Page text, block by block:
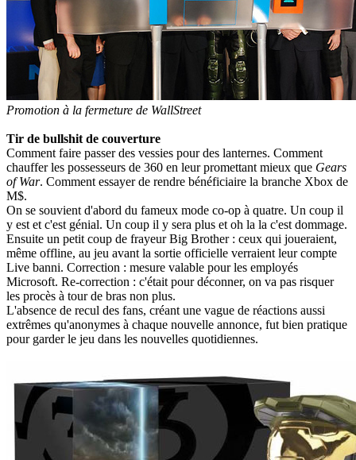
Promotion à la fermeture de WallStreet
Tir de bullshit de couverture
Comment faire passer des vessies pour des lanternes. Comment
chauffer les possesseurs de 360 en leur promettant mieux que Gears
of War. Comment essayer de rendre bénéficiaire la branche Xbox de
M$.
On se souvient d'abord du fameux mode co-op à quatre. Un coup il
y est et c'est génial. Un coup il y sera plus et oh la la c'est dommage.
Ensuite un petit coup de frayeur Big Brother : ceux qui joueraient,
même offline, au jeu avant la sortie officielle verraient leur compte
Live banni. Correction : mesure valable pour les employés
Microsoft. Re-correction : c'était pour déconner, on va pas risquer
les procès à tour de bras non plus.
L'absence de recul des fans, créant une vague de réactions aussi
extrêmes qu'anonymes à chaque nouvelle annonce, fut bien pratique
pour garder le jeu dans les nouvelles quotidiennes.